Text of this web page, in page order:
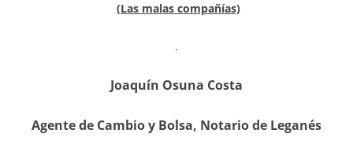
(Las malas compañías)
.
Joaquín Osuna Costa
Agente de Cambio y Bolsa, Notario de Leganés